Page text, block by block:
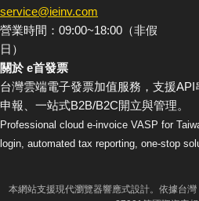
service@ieinv.com
營業時間：09:00~18:00（非假
日）
關於 e首發票
台灣雲端電子發票加值服務，支援
申報、一站式B2B/B2C開立與管理。
Professional cloud e-invoice VASP for
login, automated tax reporting, one-stop
本網站支援現代瀏覽器響應式設計。依據台